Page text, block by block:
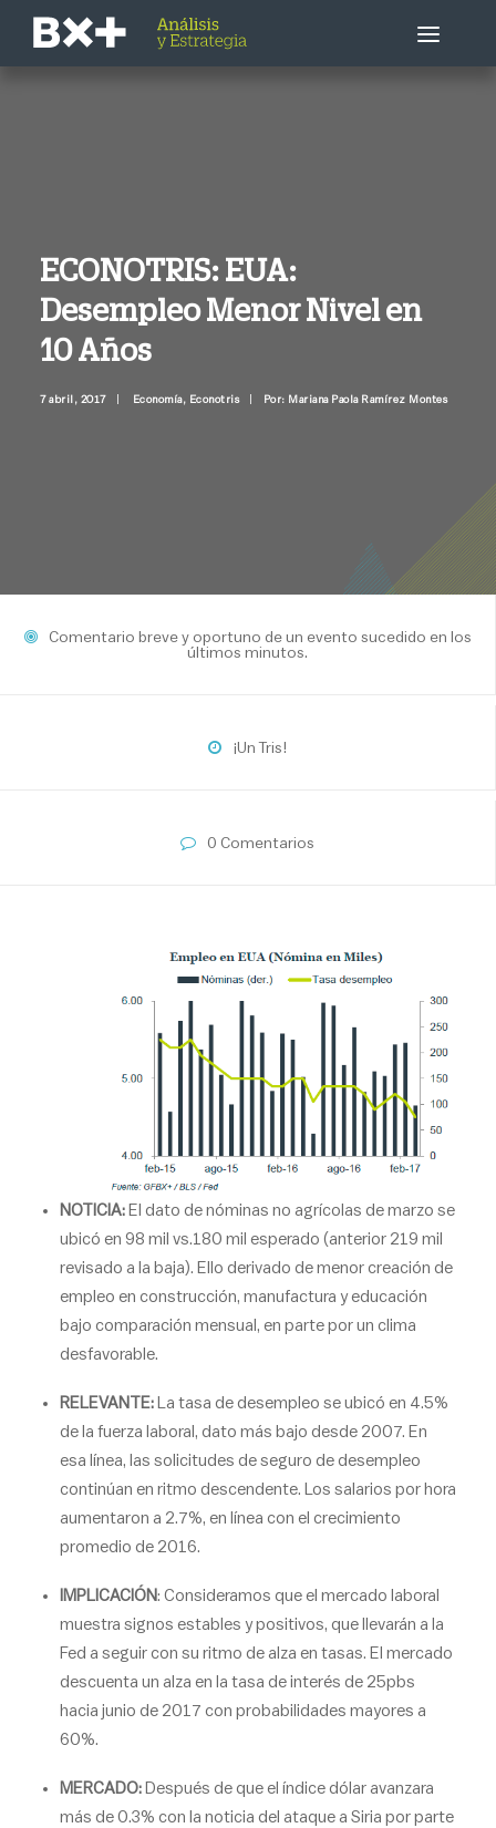
Economía
Otros
Llámenme ahora
ECONOTRIS: EUA:
Desempleo Menor Nivel en
10 Años
7 abril, 2017 Economía, Econotris Por: Mariana Paola Ramírez Montes
Comentario breve y oportuno de un evento sucedido en los
últimos minutos.
¡Un Tris!
0 Comentarios
NOTICIA: El dato de nóminas no agrícolas de marzo se
ubicó en 98 mil vs.180 mil esperado (anterior 219 mil
revisado a la baja). Ello derivado de menor creación de
empleo en construcción, manufactura y educación
bajo comparación mensual, en parte por un clima
desfavorable.
RELEVANTE: La tasa de desempleo se ubicó en 4.5%
de la fuerza laboral, dato más bajo desde 2007. En
esa línea, las solicitudes de seguro de desempleo
continúan en ritmo descendente. Los salarios por hora
aumentaron a 2.7%, en línea con el crecimiento
promedio de 2016.
IMPLICACIÓN: Consideramos que el mercado laboral
muestra signos estables y positivos, que llevarán a la
Fed a seguir con su ritmo de alza en tasas. El mercado
descuenta un alza en la tasa de interés de 25pbs
hacia junio de 2017 con probabilidades mayores a
60%.
MERCADO: Después de que el índice dólar avanzara
más de 0.3% con la noticia del ataque a Siria por parte